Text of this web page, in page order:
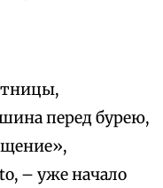
перед бурею,
– уже начало